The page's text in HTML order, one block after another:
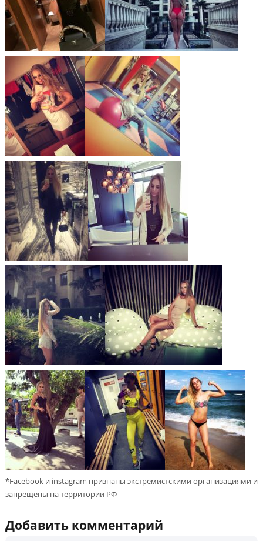
*Facebook и instagram признаны экстремистскими организациями и
запрещены на территории РФ
Добавить комментарий